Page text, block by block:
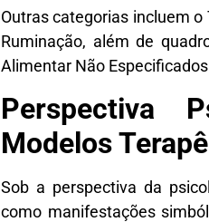
Outras categorias incluem
Ruminação, além de
Alimentar Não
Perspectiva
Modelos
Sob a perspectiva da
como manifestações